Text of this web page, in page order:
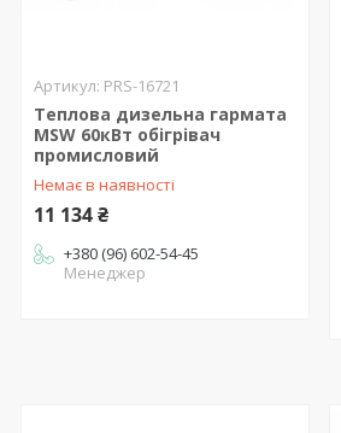
PRS-16721
Теплова дизельна гармата
MSW 60кВт обігрівач
промисловий
Немає в наявності
11 134 ₴
+380 (96) 602-54-45
Менеджер